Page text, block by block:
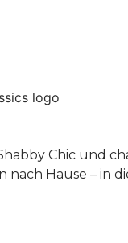
Chic und
Hause – in